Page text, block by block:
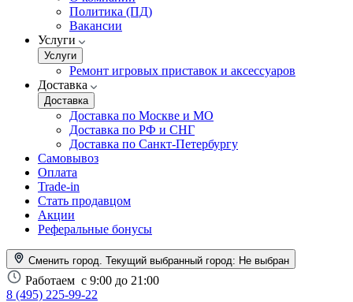
Политика (ПД)
Вакансии
Услуги
Услуги
Ремонт игровых приставок и аксессуаров
Доставка
Доставка
Доставка по Москве и МО
Доставка по РФ и СНГ
Доставка по Санкт-Петербургу
Самовывоз
Оплата
Trade-in
Стать продавцом
Акции
Реферальные бонусы
Сменить город. Текущий выбранный город: Не выбран
Работаем с 9:00 до 21:00
8 (495) 225-99-22